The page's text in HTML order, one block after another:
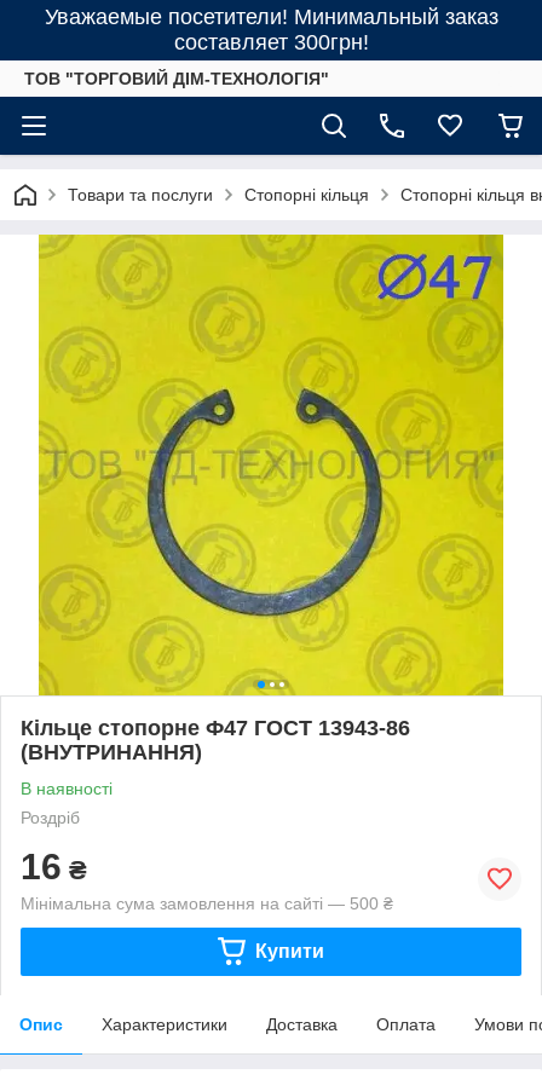
Уважаемые посетители! Минимальный заказ
составляет 300грн!
ТОВ "ТОРГОВИЙ ДІМ-ТЕХНОЛОГІЯ"
Товари та послуги Стопорні кільця Стопорні кільця
Кільце стопорне Ф47 ГОСТ 13943-86
(ВНУТРИНАННЯ)
В наявності
Роздріб
16 ₴
Мінімальна сума замовлення на сайті — 500 ₴
Купити
Опис Характеристики Доставка Оплата Умови